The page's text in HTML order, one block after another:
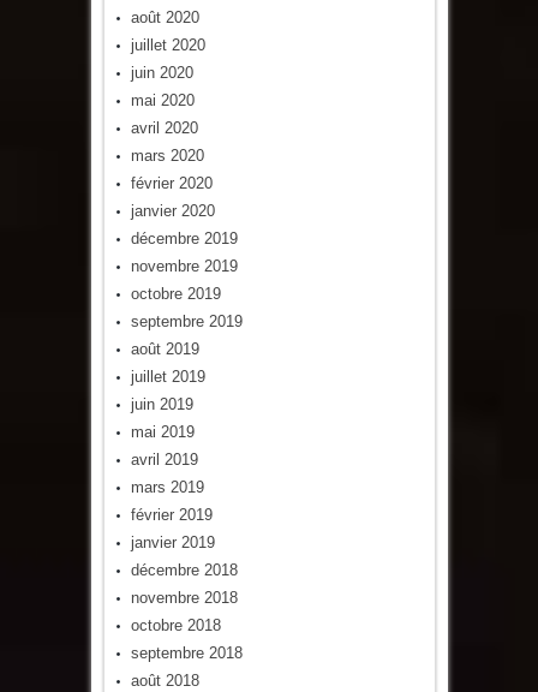
août 2020
juillet 2020
juin 2020
mai 2020
avril 2020
mars 2020
février 2020
janvier 2020
décembre 2019
novembre 2019
octobre 2019
septembre 2019
août 2019
juillet 2019
juin 2019
mai 2019
avril 2019
mars 2019
février 2019
janvier 2019
décembre 2018
novembre 2018
octobre 2018
septembre 2018
août 2018